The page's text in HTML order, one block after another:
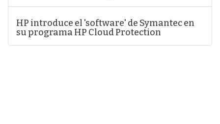
HP introduce el 'software' de Symantec en
su programa HP Cloud Protection